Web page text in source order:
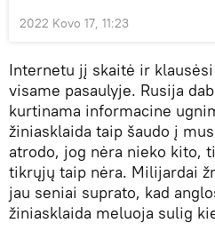
2022 Kovo 17, 11:23
Internetu jį skaitė ir
visame pasaulyje. Rusija
kurtinama informacine
žiniasklaida taip šaudo į
atrodo, jog nėra nieko kito,
tikrųjų taip nėra. Milijardai
jau seniai suprato, kad
žiniasklaida meluoja sulig